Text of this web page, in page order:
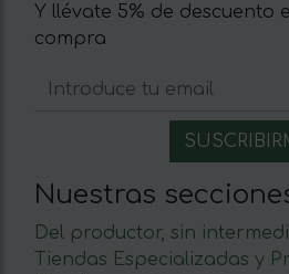
Y llévate 5% de descuento
compra
Nuestras
Del productor, sin
Tiendas Especializadas y